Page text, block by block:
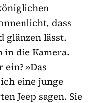
dass
glänzen lässt.
in die Kamera.
»Das
eine junge
Jeep sagen. Sie